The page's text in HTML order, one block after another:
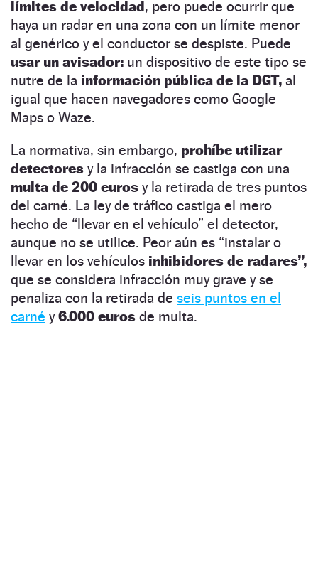
límites de velocidad, pero puede ocurrir que
haya un radar en una zona con un límite menor
al genérico y el conductor se despiste. Puede
usar un avisador: un dispositivo de este tipo se
nutre de la información pública de la DGT, al
igual que hacen navegadores como Google
Maps o Waze.
La normativa, sin embargo, prohíbe utilizar
detectores y la infracción se castiga con una
multa de 200 euros y la retirada de tres puntos
del carné. La ley de tráfico castiga el mero
hecho de “llevar en el vehículo” el detector,
aunque no se utilice. Peor aún es “instalar o
llevar en los vehículos inhibidores de radares”,
que se considera infracción muy grave y se
penaliza con la retirada de seis puntos en el
carné y6.000 euros de multa.